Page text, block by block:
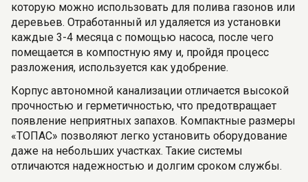
которую можно использовать для полива газонов или
деревьев. Отработанный ил удаляется из установки
каждые 3-4 месяца с помощью насоса, после чего
помещается в компостную яму и, пройдя процесс
разложения, используется как удобрение.
Корпус автономной канализации отличается высокой
прочностью и герметичностью, что предотвращает
появление неприятных запахов. Компактные размеры
«ТОПАС» позволяют легко установить оборудование
даже на небольших участках. Такие системы
отличаются надежностью и долгим сроком службы.